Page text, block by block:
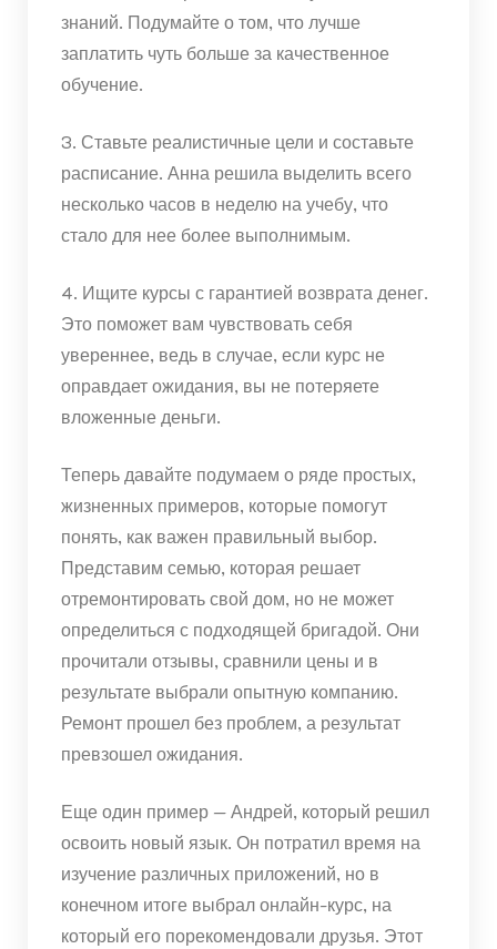
знаний. Подумайте о том, что лучше
заплатить чуть больше за качественное
обучение.
3. Ставьте реалистичные цели и составьте
расписание. Анна решила выделить всего
несколько часов в неделю на учебу, что
стало для нее более выполнимым.
4. Ищите курсы с гарантией возврата денег.
Это поможет вам чувствовать себя
увереннее, ведь в случае, если курс не
оправдает ожидания, вы не потеряете
вложенные деньги.
Теперь давайте подумаем о ряде простых,
жизненных примеров, которые помогут
понять, как важен правильный выбор.
Представим семью, которая решает
отремонтировать свой дом, но не может
определиться с подходящей бригадой. Они
прочитали отзывы, сравнили цены и в
результате выбрали опытную компанию.
Ремонт прошел без проблем, а результат
превзошел ожидания.
Еще один пример — Андрей, который решил
освоить новый язык. Он потратил время на
изучение различных приложений, но в
конечном итоге выбрал онлайн-курс, на
который его порекомендовали друзья. Этот